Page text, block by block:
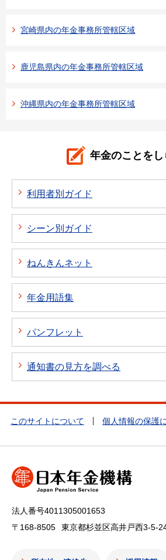
宮崎県内の年金事務所管轄区域
鹿児島県内の年金事務所管轄区域
沖縄県内の年金事務所管轄区域
年金のことをし
利用者別ガイド
シーン別ガイド
ねんきんネット
年金用語集
パンフレット
通知書の見方を調べる
このサイトについて 個人情報の保護
法人番号4011305001653
〒168-8505
東京都杉並区高井戸西3-5-